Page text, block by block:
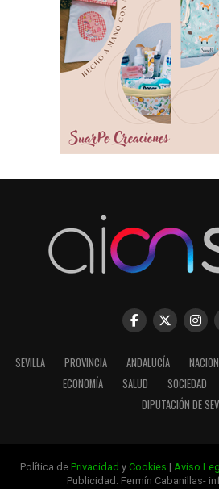
SEVILLA PROVINCIA ANDALUCÍA
ECONOMÍA
SALUD SOCIEDAD
DIPUTACIÓN DE
Política de Privacidad y Cookies | Aviso
Publicidad: Fermín Cabanillas-